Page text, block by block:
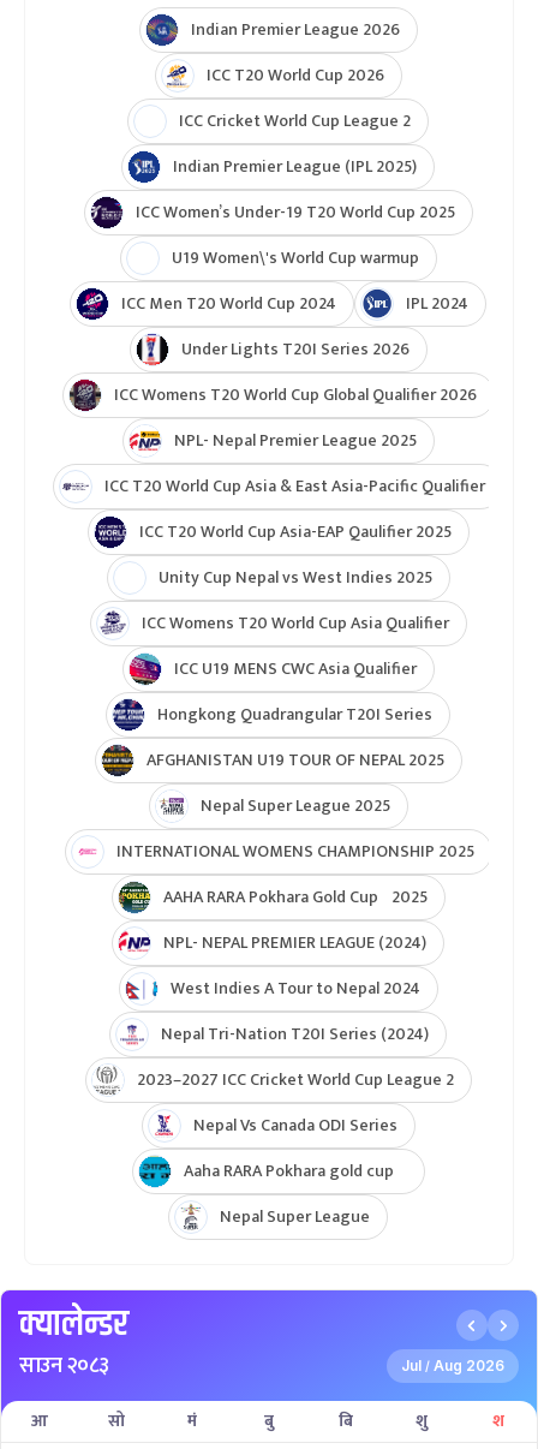
Indian Premier League 2026
ICC T20 World Cup 2026
ICC Cricket World Cup League 2
Indian Premier League (IPL 2025)
ICC Women’s Under-19 T20 World Cup 2025
U19 Women\'s World Cup warmup
ICC Men T20 World Cup 2024
IPL 2024
Under Lights T20I Series 2026
ICC Womens T20 World Cup Global Qualifier 2026
NPL- Nepal Premier League 2025
ICC T20 World Cup Asia & East Asia-Pacific Qualifier
ICC T20 World Cup Asia-EAP Qaulifier 2025
Unity Cup Nepal vs West Indies 2025
ICC Womens T20 World Cup Asia Qualifier
ICC U19 MENS CWC Asia Qualifier
Hongkong Quadrangular T20I Series
AFGHANISTAN U19 TOUR OF NEPAL 2025
Nepal Super League 2025
INTERNATIONAL WOMENS CHAMPIONSHIP 2025
AAHA RARA Pokhara Gold Cup 2025
NPL- NEPAL PREMIER LEAGUE (2024)
West Indies A Tour to Nepal 2024
Nepal Tri-Nation T20I Series (2024)
2023–2027 ICC Cricket World Cup League 2
Nepal Vs Canada ODI Series
Aaha RARA Pokhara gold cup
Nepal Super League
क्यालेन्डर
साउन २०८३ Jul / Aug 2026
आ सो मं बु बि शु श